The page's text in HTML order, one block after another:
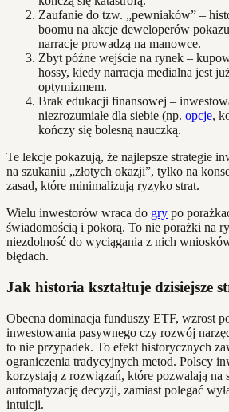
Zaufanie do tzw. „pewniaków” –
boomu na akcje deweloperów
narracje prowadzą na manowce.
Zbyt późne wejście na rynek –
hossy, kiedy narracja medialna jest
optymizmem.
Brak edukacji finansowej –
niezrozumiałe dla siebie (np. opcje,
kończy się bolesną nauczką.
Te lekcje pokazują, że najlepsze strategie
na szukaniu „złotych okazji”, tylko na
zasad, które minimalizują ryzyko strat.
Wielu inwestorów wraca do gry po
świadomością i pokorą. To nie porażki na
niezdolność do wyciągania z nich
błędach.
Jak historia kształtuje dzisiejsze
Obecna dominacja funduszy ETF, wzrost
inwestowania pasywnego czy rozwój
to nie przypadek. To efekt historycznych
ograniczenia tradycyjnych metod. Polscy
korzystają z rozwiązań, które pozwalają na
automatyzację decyzji, zamiast polegać
intuicji.